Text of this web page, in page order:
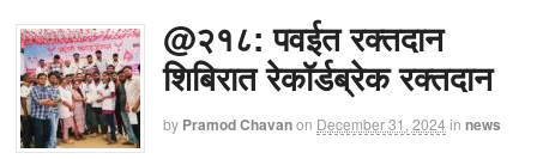
@२१८: पवईत रक्तदान
शिबिरात रेकॉर्डब्रेक रक्तदान
by Pramod Chavanon December 31, 2024 in news